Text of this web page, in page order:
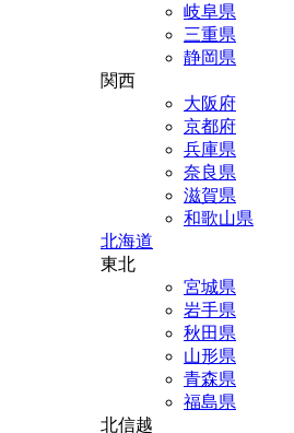
岐阜県
三重県
静岡県
関西
大阪府
京都府
兵庫県
奈良県
滋賀県
和歌山県
北海道
東北
宮城県
岩手県
秋田県
山形県
青森県
福島県
北信越